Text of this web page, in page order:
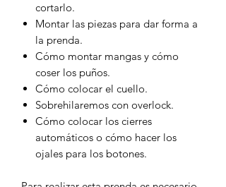
cortarlo.
Montar las piezas para dar forma a
la prenda.
Cómo montar mangas y cómo
coser los puños.
Cómo colocar el cuello.
Sobrehilaremos con overlock.
Cómo colocar los cierres
automáticos o cómo hacer los
ojales para los botones.